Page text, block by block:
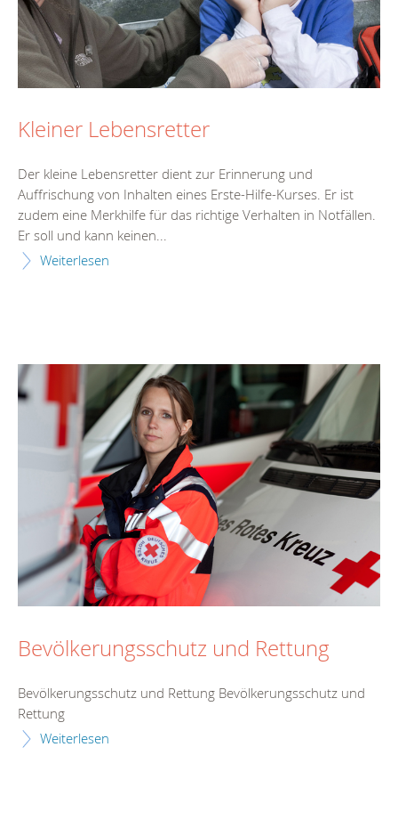
Kleiner Lebensretter
Der kleine Lebensretter dient zur Erinnerung und
Auffrischung von Inhalten eines Erste-Hilfe-Kurses. Er ist
zudem eine Merkhilfe für das richtige Verhalten in Notfällen.
Er soll und kann keinen...
Weiterlesen
Bevölkerungsschutz und Rettung
Bevölkerungsschutz und Rettung Bevölkerungsschutz und
Rettung
Weiterlesen